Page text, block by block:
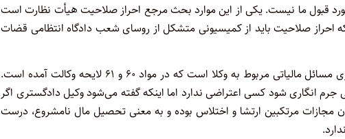
قبول ما نیست. یکی از این موارد بحث مرجع احراز صلاحیت هیأت نظارت است
صلاحیت باید از کمیسیونی متشکل از روسای شعب دادگاه انتظامی قضات
وی افزود: نکته دیگر در لایحه ارسالی به مجلس بحث جرم انگاری مسائل مالیاتی مربوط به وکلا است که در مواد ۶۰ و ۶۱ لایحه وکالت آمده است.
انگاری شود کسی اعتراضی ندارد اما اینکه گفته می‌شود وکیل دادگستری اگر
۵ برابر تعرفه قرارداد ببندد عملش منطبق با ماده ۲ قانون مجازات مرتکبین ارتشا و اختلاس بوده و به معنی تحصیل مال نامشروع، درست